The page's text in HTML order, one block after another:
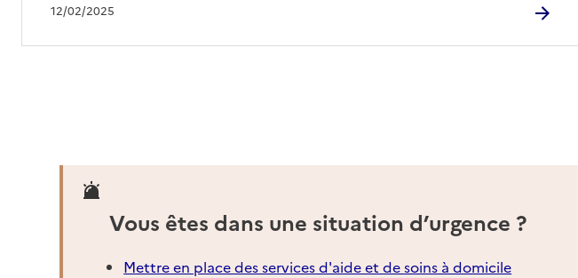
12/02/2025
Vous êtes dans une situation d’urgence ?
Mettre en place des services d'aide et de soins à domicile